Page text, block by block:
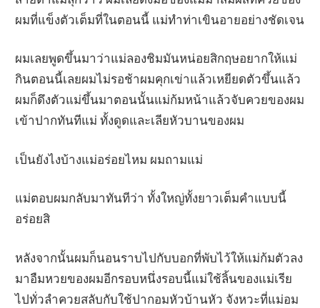
ผมที่แข็งตัวเต็มที่ในตอนนี้ แม่ทำท่าเขินอายอย่างชัดเจน
ผมเลยพูดขึ้นมาว่าแม่ลองชิมมันหน่อยสิกฤษอยากให้แม่
กินตอนนี้เลยผมไม่รอช้าผมคุกเข่าแล้วเหยียดตัวขึ้นแล้ว
ผมก็ดึงตัวแม่ขึ้นมาตอนนั้นแม่ก้มหน้าแล้วจับควยของผม
เข้าปากทันทีแม่ ทั้งดูดและเลียหัวบานของผม
เป็นยังไงบ้างแม่อร่อยไหม ผมถามแม่
แม่ตอบผมกลับมาทันทีว่า ทั้งใหญ่ทั้งยาวเต็มคำแบบนี้
อร่อยสิ
หลังจากนั้นผมก็นอนราบไปกับบอกที่พับไว้ให้แม่ก้มตัวลง
มาอืมหวยของผมอีกรอบหนึ่งรอบนี้แม่ใช้ลิ้นของแม่เรีย
ไปทั่วลำควยสลับกับใช้ปากอมหัวบ้านหัว จังหวะที่แม่อม